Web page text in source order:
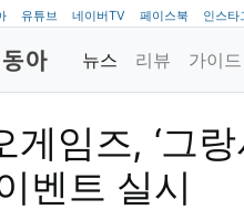
유튜브 네이버TV 페이스북 인스타
뉴스 리뷰 가이드
게임즈, ‘그
벤트 실시